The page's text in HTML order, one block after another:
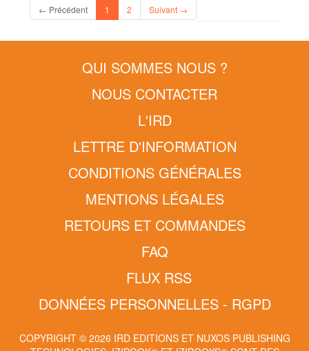
← Précédent 1 (current)
2 Suivant →
QUI SOMMES NOUS ?
NOUS CONTACTER
L'IRD
LETTRE D'INFORMATION
CONDITIONS GÉNÉRALES
MENTIONS LÉGALES
RETOURS ET COMMANDES
FAQ
FLUX RSS
DONNÉES PERSONNELLES - RGPD
COPYRIGHT © 2026 IRD EDITIONS ET NUXOS PUBLISHING